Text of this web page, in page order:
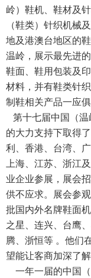
岭）鞋机、鞋材及
（鞋类）针织机械
地及港澳台地区的
温岭，展示最先进
鞋面、鞋用包装及
材料，并有鞋类针
制鞋相关产品一应
第十七届中国（温
的大力支持下取得
利、香港、台湾、
上海、江苏、浙江
业企业参展，展会
供不应求。展会参
批国内外名牌鞋面
之星、连兴、台鹰
腾、浙恒等 。他们
望能让客商加深了
一年一届的中国